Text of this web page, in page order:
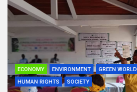
ECONOMY ENVIRONMENT GREEN WORLD
HUMAN RIGHTS
SOCIETY